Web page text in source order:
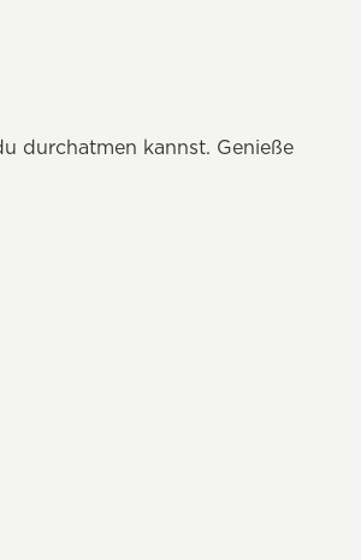
durchatmen kannst. Genieße